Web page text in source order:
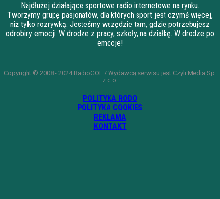
Najdłużej działające sportowe radio internetowe na rynku.
Tworzymy grupę pasjonatów, dla których sport jest czymś więcej,
niż tylko rozrywką. Jesteśmy wszędzie tam, gdzie potrzebujesz
odrobiny emocji. W drodze z pracy, szkoły, na działkę. W drodze po
emocje!
Copyright © 2008 - 2024 RadioGOL / Wydawcą serwisu jest Czyli Media Sp.
z o.o.
POLITYKA RODO
POLITYKA COOKIES
REKLAMA
KONTAKT